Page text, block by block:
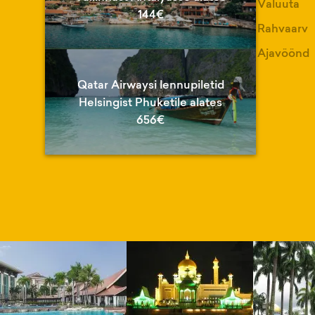
144€
Qatar Airwaysi lennupiletid
Helsingist Phuketile alates
656€
Valuuta
Rahvaarv
Ajavöönd